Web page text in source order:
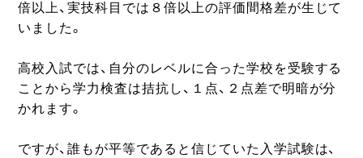
倍以上、実技科目では８倍以上の評価間格差が生じて
いました。
高校入試では、自分のレベルに合った学校を受験する
ことから学力検査は拮抗し、１点、２点差で明暗が分
かれます。
ですが、誰もが平等であると信じていた入学試験は、